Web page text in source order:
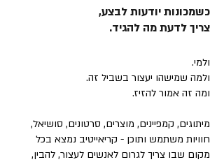
כשמכונות יודעות לבצע,
צריך לדעת מה להגיד.
ולמי.
ולמה שמישהו יעצור בשביל זה.
ומה זה אמור להזיז.
מיתוגים, קמפיינים, מוצרים, סרטונים, סושיאל,
חוויות משתמש ותוכן - קריאייטיב נמצא בכל
מקום שבו צריך לגרום לאנשים לעצור, להבין,